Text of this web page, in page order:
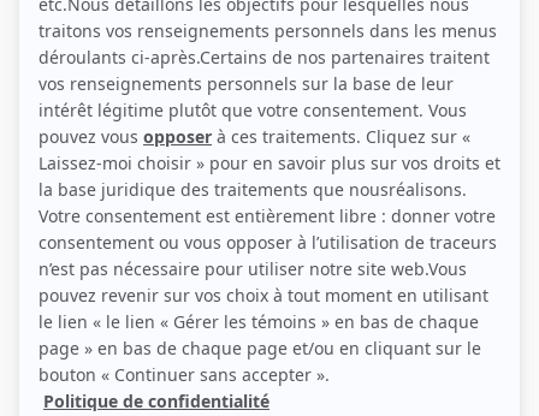
passé. II cherche à retrouver avec le peu d'indices qu'il possède l'être qu'il a
été.
(Source: Télé Presse)
Liens
Fiche de Contre-jour: Le labyrinthe sur Showbizz.net
Genre
Réalisation
Guy Leduc
Textes
Fulvio Caccia